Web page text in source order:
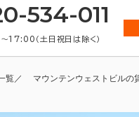
534-011
17:00（土日祝日は除く）
覧 マウンテンウェストビルの